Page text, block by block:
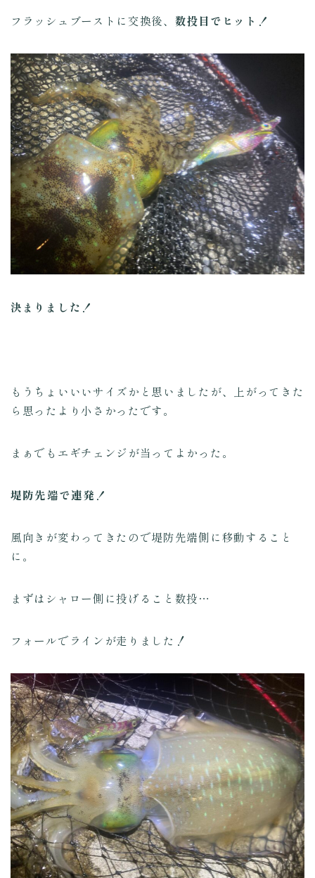
フラッシュブーストに交換後、 数投目でヒット！
決まりました！
もうちょいいいサイズかと思いましたが、上がってきた
ら思ったより小さかったです。
まぁでもエギチェンジが当ってよかった。
堤防先端で連発！
風向きが変わってきたので堤防先端側に移動すること
に。
まずはシャロー側に投げること数投…
フォールでラインが走りました！